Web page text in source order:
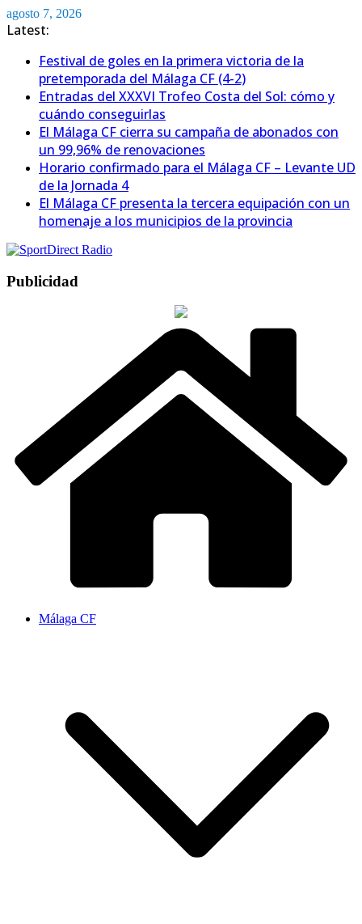
Saltar
al
agosto 7, 2026
Latest:
Festival de goles en la primera victoria de la
pretemporada del Málaga CF (4-2)
Entradas del XXXVI Trofeo Costa del Sol: cómo y
cuándo conseguirlas
El Málaga CF cierra su campaña de abonados con
un 99,96% de renovaciones
Horario confirmado para el Málaga CF – Levante UD
de la Jornada 4
El Málaga CF presenta la tercera equipación con un
homenaje a los municipios de la provincia
Publicidad
Málaga CF